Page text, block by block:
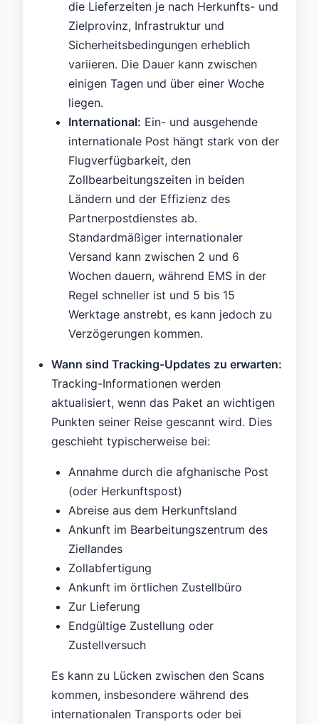
die Lieferzeiten je nach Herkunfts- und
Zielprovinz, Infrastruktur und
Sicherheitsbedingungen erheblich
variieren. Die Dauer kann zwischen
einigen Tagen und über einer Woche
liegen.
International: Ein- und ausgehende
internationale Post hängt stark von der
Flugverfügbarkeit, den
Zollbearbeitungszeiten in beiden
Ländern und der Effizienz des
Partnerpostdienstes ab.
Standardmäßiger internationaler
Versand kann zwischen 2 und 6
Wochen dauern, während EMS in der
Regel schneller ist und 5 bis 15
Werktage anstrebt, es kann jedoch zu
Verzögerungen kommen.
Wann sind Tracking-Updates zu erwarten:
Tracking-Informationen werden
aktualisiert, wenn das Paket an wichtigen
Punkten seiner Reise gescannt wird. Dies
geschieht typischerweise bei:
Annahme durch die afghanische Post
(oder Herkunftspost)
Abreise aus dem Herkunftsland
Ankunft im Bearbeitungszentrum des
Ziellandes
Zollabfertigung
Ankunft im örtlichen Zustellbüro
Zur Lieferung
Endgültige Zustellung oder
Zustellversuch
Es kann zu Lücken zwischen den Scans
kommen, insbesondere während des
internationalen Transports oder bei